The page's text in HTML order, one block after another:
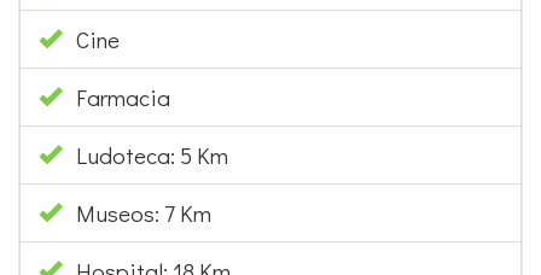
Cine
Farmacia
Ludoteca: 5 Km
Museos: 7 Km